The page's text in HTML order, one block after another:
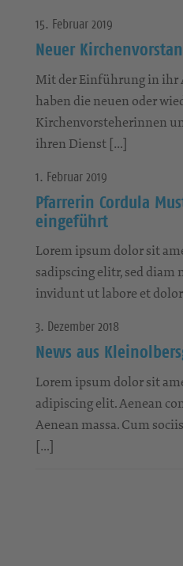
15. Februar 2019
Neuer
Mit der Einführung in ihr
haben die neuen oder
Kirchenvorsteherinnen
ihren Dienst […]
1. Februar 2019
Pfarrerin Cordula
eingeführt
Lorem ipsum dolor sit
sadipscing elitr, sed
invidunt ut labore et
3. Dezember 2018
News aus
Lorem ipsum dolor sit
adipiscing elit. Aenean
Aenean massa. Cum
[…]